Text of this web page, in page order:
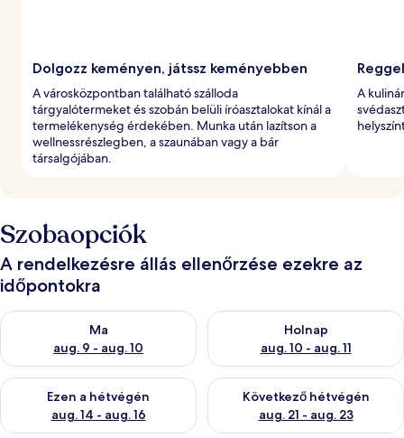
Dolgozz keményen, játssz keményebben
A városközpontban található szálloda
tárgyalótermeket és szobán belüli íróasztalokat kínál a
termelékenység érdekében. Munka után lazítson a
wellnessrészlegben, a szaunában vagy a bár
társalgójában.
A
Szobaopciók
A rendelkezésre állás ellenőrzése ezekre az
időpontokra
Ma
aug. 9 - aug. 10
A ma esti rendelkezésre állás ellenőrzése: aug. 9 - aug. 10
Holnap
aug. 10 - aug. 11
A holnapi rendelkezésre állás
Ezen a hétvégén
aug. 14 - aug. 16
A mostani hétvégi rendelkezésre állás ellenőrzése: aug. 14 -
Következő hétvégén
aug. 21 - aug. 23
A következő hétvégi